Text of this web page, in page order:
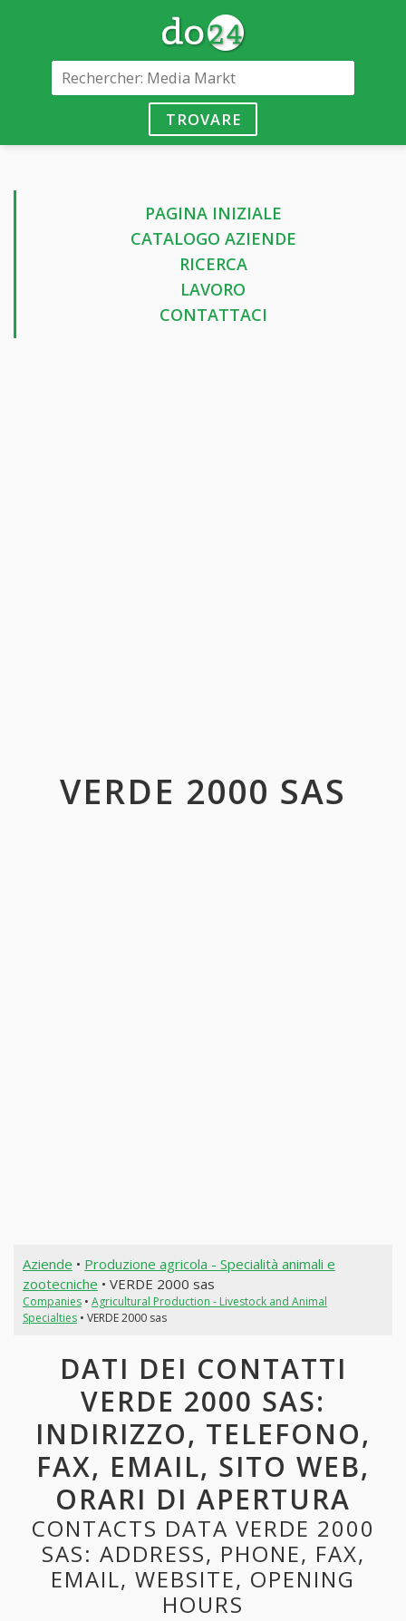
TROVARE
PAGINA INIZIALE
CATALOGO AZIENDE
RICERCA
LAVORO
CONTATTACI
VERDE 2000 SAS
Aziende • Produzione agricola - Specialità animali e
zootecniche • VERDE 2000 sas
Companies• Agricultural Production - Livestock and Animal
Specialties• VERDE 2000 sas
DATI DEI CONTATTI
VERDE 2000 SAS:
INDIRIZZO, TELEFONO,
FAX, EMAIL, SITO WEB,
ORARI DI APERTURA
CONTACTS DATA VERDE 2000
SAS: ADDRESS, PHONE, FAX,
EMAIL, WEBSITE, OPENING
HOURS